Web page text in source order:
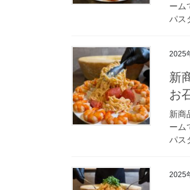
ーム
パス
2025
新
お
新商
ーム
パス
2025